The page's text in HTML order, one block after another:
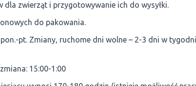
dla zwierząt i przygotowywanie ich do wysyłki.
do pakowania.
pon.-pt. Zmiany, ruchome dni wolne – 2-3 dni w
15:00-1:00